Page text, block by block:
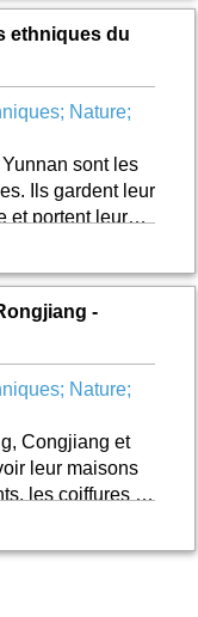
ethniques du
Nature;
sont les
Ils gardent leur
et portent leurs
ce circuit
et connaître
-
Nature;
Congjiang et
leur maisons
les coiffures et